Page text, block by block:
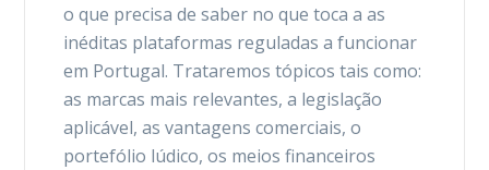
o que precisa de saber no que toca a as
inéditas plataformas reguladas a funcionar
em Portugal. Trataremos tópicos tais como:
as marcas mais relevantes, a legislação
aplicável, as vantagens comerciais, o
portefólio lúdico, os meios financeiros